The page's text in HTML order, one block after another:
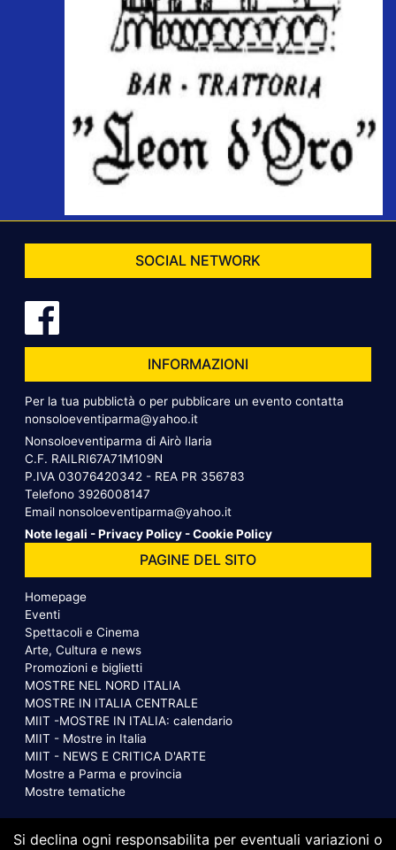
SOCIAL NETWORK
INFORMAZIONI
Per la tua pubblictà o per pubblicare un evento contatta
nonsoloeventiparma@yahoo.it
Nonsoloeventiparma di Airò Ilaria
C.F. RAILRI67A71M109N
P.IVA 03076420342 - REA PR 356783
Telefono 3926008147
Email nonsoloeventiparma@yahoo.it
Note legali -Privacy Policy -Cookie Policy
PAGINE DEL SITO
Homepage
Eventi
Spettacoli e Cinema
Arte, Cultura e news
Promozioni e biglietti
MOSTRE NEL NORD ITALIA
MOSTRE IN ITALIA CENTRALE
MIIT -MOSTRE IN ITALIA: calendario
MIIT - Mostre in Italia
MIIT - NEWS E CRITICA D'ARTE
Mostre a Parma e provincia
Mostre tematiche
Si declina ogni responsabilita per eventuali variazioni o